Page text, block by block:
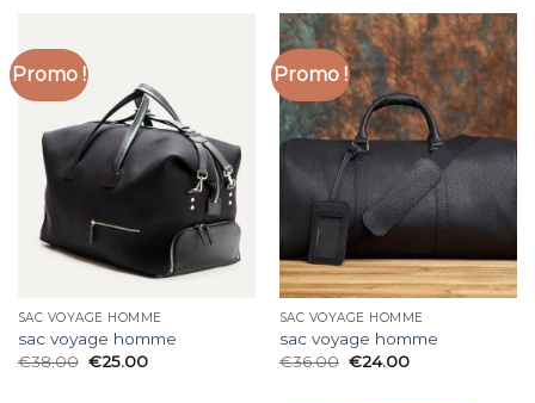
Promo !
SAC VOYAGE HOMME
sac voyage homme
€38.00 €25.00
Promo !
SAC VOYAGE HOMME
sac voyage homme
€36.00 €24.00